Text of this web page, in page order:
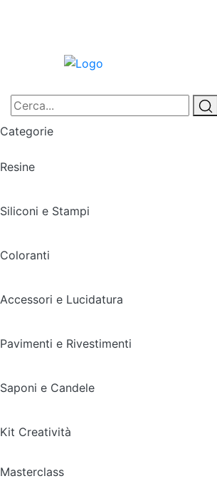
Categorie
Resine
Siliconi e Stampi
Coloranti
Accessori e Lucidatura
Pavimenti e Rivestimenti
Saponi e Candele
Kit Creatività
Masterclass